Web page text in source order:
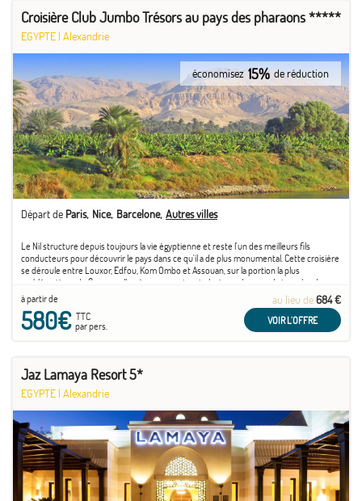
Croisière Club Jumbo Trésors au pays des pharaons *****
EGYPTE | Alexandrie
économisez 15% de réduction
Départ de Paris Nice Barcelone Autres villes
Le Nil structure depuis toujours la vie égyptienne et reste l'un des meilleurs fils
conducteurs pour découvrir le pays dans ce qu'il a de plus monumental. Cette croisière
se déroule entre Louxor, Edfou, Kom Ombo et Assouan, sur la portion la plus
emblématique du fleuve, celle où se concentrent plusieurs des grands temples de
l'Égypte ancienne. On ...
à partir de
580€TTC
par pers.
au lieu de684 €
VOIR L'OFFRE
Jaz Lamaya Resort 5*
EGYPTE | Alexandrie